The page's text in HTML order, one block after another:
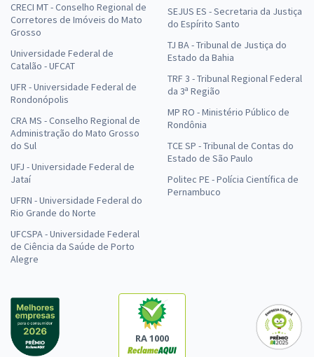
CRECI MT - Conselho Regional de
Corretores de Imóveis do Mato
Grosso
Universidade Federal de
Catalão - UFCAT
UFR - Universidade Federal de
Rondonópolis
CRA MS - Conselho Regional de
Administração do Mato Grosso
do Sul
UFJ - Universidade Federal de
Jataí
UFRN - Universidade Federal do
Rio Grande do Norte
UFCSPA - Universidade Federal
de Ciência da Saúde de Porto
Alegre
SEJUS ES - Secretaria da Justiça
do Espírito Santo
TJ BA - Tribunal de Justiça do
Estado da Bahia
TRF 3 - Tribunal Regional Federal
da 3ª Região
MP RO - Ministério Público de
Rondônia
TCE SP - Tribunal de Contas do
Estado de São Paulo
Politec PE - Polícia Científica de
Pernambuco
RA 1000